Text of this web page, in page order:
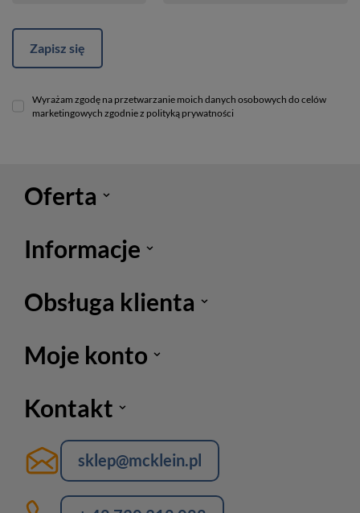
Zapisz się
Wyrażam zgodę na przetwarzanie moich danych osobowych do celów
marketingowych zgodnie z polityką prywatności
Oferta
Informacje
Obsługa klienta
Moje konto
Kontakt
sklep@mcklein.pl